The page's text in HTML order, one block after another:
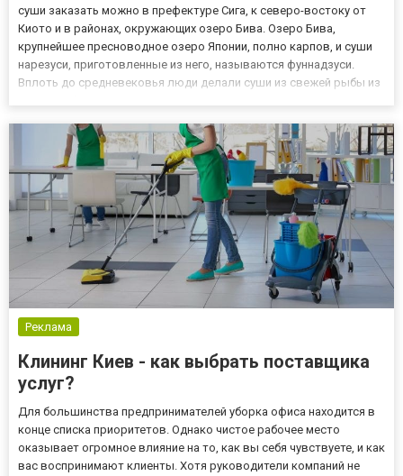
суши заказать можно в префектуре Сига, к северо-востоку от
Киото и в районах, окружающих озеро Бива. Озеро Бива,
крупнейшее пресноводное озеро Японии, полно карпов, и суши
нарезуси, приготовленные из него, называются фуннадзуси.
Вплоть до средневековья люди делали суши из свежей рыбы из
Реклама
Клининг Киев - как выбрать поставщика
услуг?
Для большинства предпринимателей уборка офиса находится в
конце списка приоритетов. Однако чистое рабочее место
оказывает огромное влияние на то, как вы себя чувствуете, и как
вас воспринимают клиенты. Хотя руководители компаний не